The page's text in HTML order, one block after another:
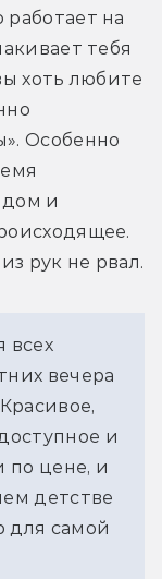
на
тебя
хоть любите
Особенно
и
рук не рвал.
всех
вечера
и
по цене, и
детстве
для самой